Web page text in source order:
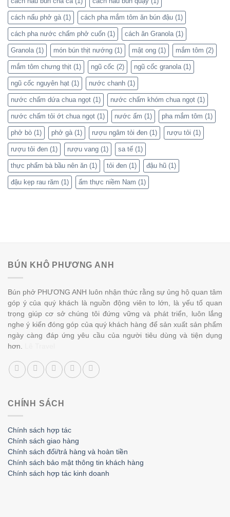
cách nấu phở gà(1) cách pha mắm tôm ăn bún đậu (1)
cách pha nước chấm phở cuốn (1) cách ăn Granola(1)
Granola(1) món bún thịt nướng (1) mật ong (1) mắm tôm (2)
mắm tôm chưng thịt (1) ngũ cốc (2) ngũ cốc granola(1)
ngũ cốc nguyên hạt (1) nước chanh (1)
nước chấm dứa chua ngọt (1) nước chấm khóm chua ngọt (1)
nước chấm tỏi ớt chua ngọt (1) nước ấm (1) pha mắm tôm (1)
phở bò (1) phở gà(1) rượu ngâm tỏi đen (1) rượu tỏi (1)
rượu tỏi đen (1) rượu vang (1) sa tế (1)
thực phẩm bà bầu nên ăn (1) tỏi đen (1) đậu hũ (1)
đậu kẹp rau răm (1) ẩm thực niềm Nam (1)
BÚN KHÔ PHƯƠNG ANH
Bún phở PHƯƠNG ANH luôn nhận thức rằng sự ủng hộ quan tâm
góp ý của quý khách là nguồn động viên to lớn, là yếu tố quan
trọng giúp cơ sở chúng tôi đứng vững và phát triển, luôn lắng
nghe ý kiến đóng góp của quý khách hàng để sản xuất sản phẩm
ngày càng đáp ứng yêu cầu của người tiêu dùng và tiện dụng
hơn.
CHÍNH SÁCH
Chính sách hợp tác
Chính sách giao hàng
Chính sách đổi/trả hàng và hoàn tiền
Chính sách bảo mật thông tin khách hàng
Chính sách hợp tác kinh doanh